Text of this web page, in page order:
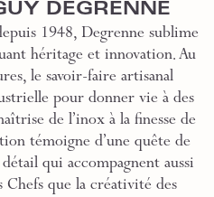
DEGRENNE
1948, Degrenne sublime
héritage et innovation. Au
le savoir-faire artisanal
pour donner vie à des
de l’inox à la finesse de
témoigne d’une quête de
qui accompagnent aussi
Chefs que la créativité des